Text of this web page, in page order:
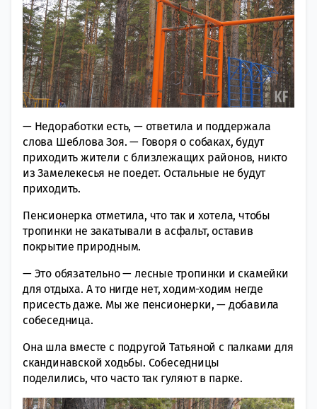
— Недоработки есть, — ответила и поддержала
слова Шеблова Зоя. — Говоря о собаках, будут
приходить жители с близлежащих районов, никто
из Замелекесья не поедет. Остальные не будут
приходить.
Пенсионерка отметила, что так и хотела, чтобы
тропинки не закатывали в асфальт, оставив
покрытие природным.
— Это обязательно — лесные тропинки и скамейки
для отдыха. А то нигде нет, ходим-ходим негде
присесть даже. Мы же пенсионерки, — добавила
собеседница.
Она шла вместе с подругой Татьяной с палками для
скандинавской ходьбы. Собеседницы
поделились, что часто так гуляют в парке.